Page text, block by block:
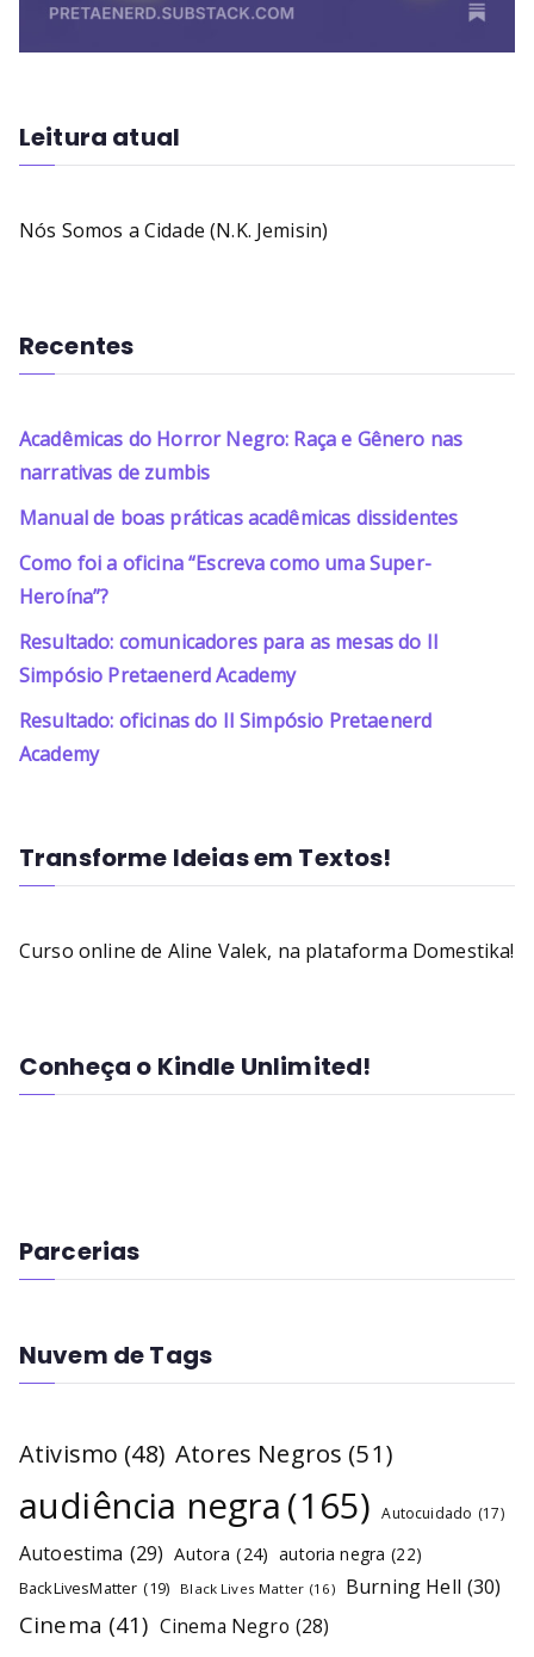
Leitura atual
Nós Somos a Cidade (N.K. Jemisin)
Recentes
Acadêmicas do Horror Negro: Raça e Gênero nas
narrativas de zumbis
Manual de boas práticas acadêmicas dissidentes
Como foi a oficina “Escreva como uma Super-
Heroína”?
Resultado: comunicadores para as mesas do II
Simpósio Pretaenerd Academy
Resultado: oficinas do II Simpósio Pretaenerd
Academy
Transforme Ideias em Textos!
Curso online de Aline Valek, na plataforma Domestika!
Conheça o Kindle Unlimited!
Parcerias
Nuvem de Tags
Ativismo (48) Atores Negros (51)
audiência negra (165) Autocuidado (17)
Autoestima (29) Autora (24) autoria negra (22)
BackLivesMatter (19) Black Lives Matter (16) Burning Hell (30)
Cinema (41) Cinema Negro (28)